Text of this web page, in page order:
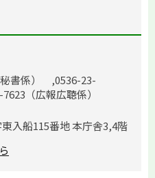
秘書係） ,0536-23-
（広報広聴係）
入船115番地 本庁舎3,4階